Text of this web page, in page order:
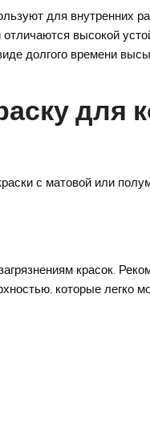
для внутренних
высокой
долгого времени
для
с матовой или
красок.
которые легко